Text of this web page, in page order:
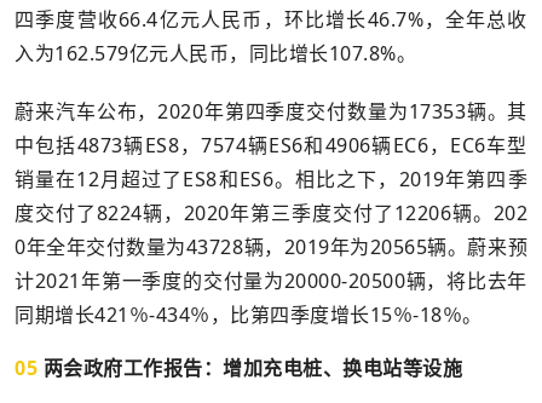
四季度营收66.4亿元人民币，环比增长46.7%，全年总收
入为162.579亿元人民币，同比增长107.8%。
蔚来汽车公布，2020年第四季度交付数量为17353辆。其
中包括4873辆ES8，7574辆ES6和4906辆EC6，EC6车型
销量在12月超过了ES8和ES6。相比之下，2019年第四季
度交付了8224辆，2020年第三季度交付了12206辆。202
0年全年交付数量为43728辆，2019年为20565辆。蔚来预
计2021年第一季度的交付量为20000-20500辆，将比去年
同期增长421％-434％，比第四季度增长15％-18％。
05 两会政府工作报告：增加充电桩、换电站等设施